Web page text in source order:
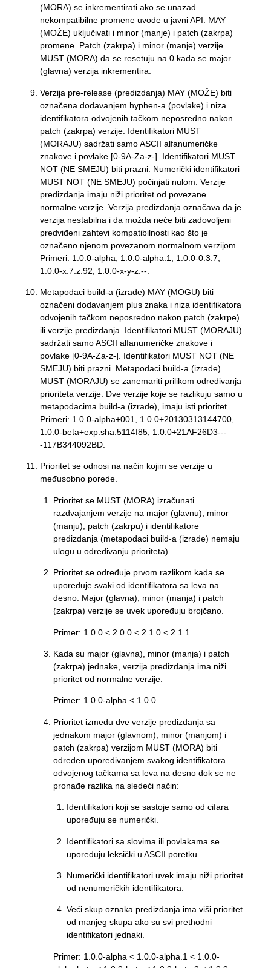
(MORA) se inkrementirati ako se unazad
nekompatibilne promene uvode u javni API. MAY
(MOŽE) uključivati i minor (manje) i patch (zakrpa)
promene. Patch (zakrpa) i minor (manje) verzije
MUST (MORA) da se resetuju na 0 kada se major
(glavna) verzija inkrementira.
Verzija pre-release (predizdanja) MAY (MOŽE) biti
označena dodavanjem hyphen-a (povlake) i niza
identifikatora odvojenih tačkom neposredno nakon
patch (zakrpa) verzije. Identifikatori MUST
(MORAJU) sadržati samo ASCII alfanumeričke
znakove i povlake [0-9A-Za-z-]. Identifikatori MUST
NOT (NE SMEJU) biti prazni. Numerički identifikatori
MUST NOT (NE SMEJU) počinjati nulom. Verzije
predizdanja imaju niži prioritet od povezane
normalne verzije. Verzija predizdanja označava da je
verzija nestabilna i da možda neće biti zadovoljeni
predviđeni zahtevi kompatibilnosti kao što je
označeno njenom povezanom normalnom verzijom.
Primeri: 1.0.0-alpha, 1.0.0-alpha.1, 1.0.0-0.3.7,
1.0.0-x.7.z.92, 1.0.0-x-y-z.--.
Metapodaci build-a (izrade) MAY (MOGU) biti
označeni dodavanjem plus znaka i niza identifikatora
odvojenih tačkom neposredno nakon patch (zakrpe)
ili verzije predizdanja. Identifikatori MUST (MORAJU)
sadržati samo ASCII alfanumeričke znakove i
povlake [0-9A-Za-z-]. Identifikatori MUST NOT (NE
SMEJU) biti prazni. Metapodaci build-a (izrade)
MUST (MORAJU) se zanemariti prilikom određivanja
prioriteta verzije. Dve verzije koje se razlikuju samo u
metapodacima build-a (izrade), imaju isti prioritet.
Primeri: 1.0.0-alpha+001, 1.0.0+20130313144700,
1.0.0-beta+exp.sha.5114f85, 1.0.0+21AF26D3---
-117B344092BD.
Prioritet se odnosi na način kojim se verzije u
međusobno porede.
Prioritet se MUST (MORA) izračunati
razdvajanjem verzije na major (glavnu), minor
(manju), patch (zakrpu) i identifikatore
predizdanja (metapodaci build-a (izrade) nemaju
ulogu u određivanju prioriteta).
Prioritet se određuje prvom razlikom kada se
upoređuje svaki od identifikatora sa leva na
desno: Major (glavna), minor (manja) i patch
(zakrpa) verzije se uvek upoređuju brojčano.
Primer: 1.0.0 < 2.0.0 < 2.1.0 < 2.1.1.
Kada su major (glavna), minor (manja) i patch
(zakrpa) jednake, verzija predizdanja ima niži
prioritet od normalne verzije:
Primer: 1.0.0-alpha < 1.0.0.
Prioritet između dve verzije predizdanja sa
jednakom major (glavnom), minor (manjom) i
patch (zakrpa) verzijom MUST (MORA) biti
određen upoređivanjem svakog identifikatora
odvojenog tačkama sa leva na desno dok se ne
pronađe razlika na sledeći način:
Identifikatori koji se sastoje samo od cifara
upoređuju se numerički.
Identifikatori sa slovima ili povlakama se
upoređuju leksički u ASCII poretku.
Numerički identifikatori uvek imaju niži prioritet
od nenumeričkih identifikatora.
Veći skup oznaka predizdanja ima viši prioritet
od manjeg skupa ako su svi prethodni
identifikatori jednaki.
Primer: 1.0.0-alpha < 1.0.0-alpha.1 < 1.0.0-